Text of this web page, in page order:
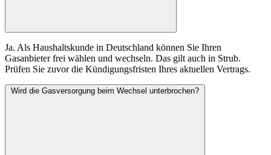
Ja. Als Haushaltskunde in Deutschland können Sie Ihren
Gasanbieter frei wählen und wechseln. Das gilt auch in Strub.
Prüfen Sie zuvor die Kündigungsfristen Ihres aktuellen Vertrags.
Wird die Gasversorgung beim Wechsel unterbrochen?